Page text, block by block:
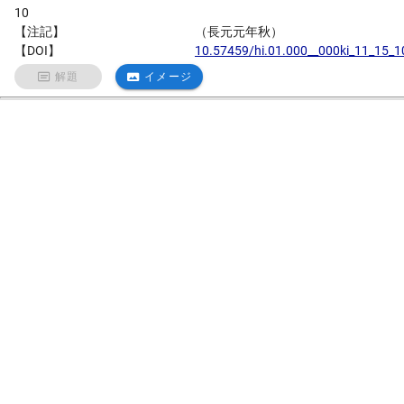
10
【注記】
（長元元年秋）
【DOI】
10.57459/
解題 イメージ